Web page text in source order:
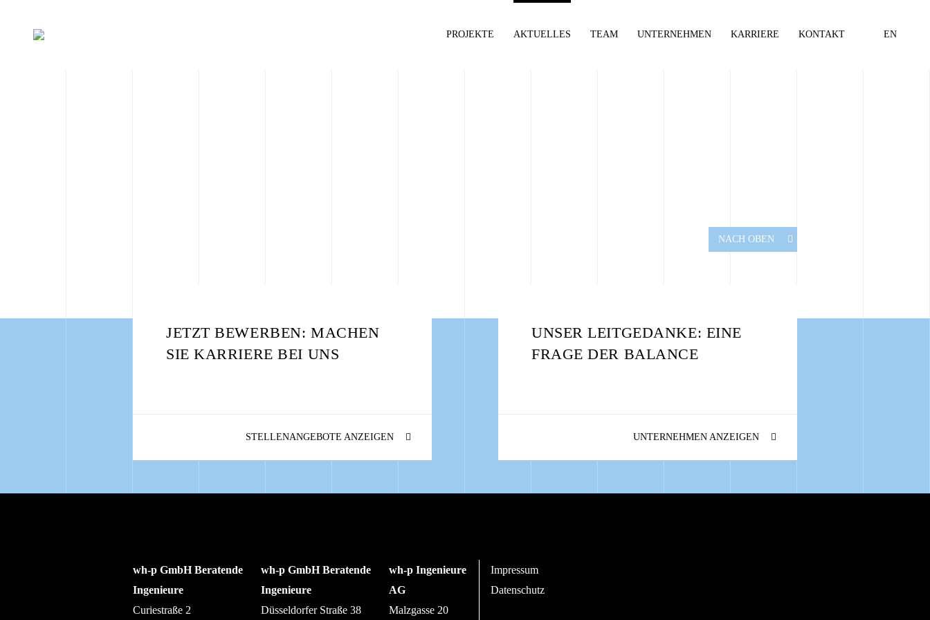
EN
PROJEKTE AKTUELLES TEAM UNTERNEHMEN KARRIERE KONTAKT
NACH OBEN
JETZT BEWERBEN: MACHEN
SIE KARRIERE BEI UNS
STELLENANGEBOTE ANZEIGEN
UNSER LEITGEDANKE: EINE
FRAGE DER BALANCE
UNTERNEHMEN ANZEIGEN
wh-p GmbH Beratende
Ingenieure
Curiestraße 2
wh-p GmbH Beratende
Ingenieure
Düsseldorfer Straße 38
wh-p Ingenieure
AG
Malzgasse 20
Impressum
Datenschutz